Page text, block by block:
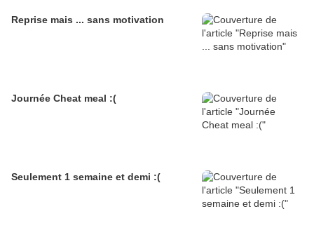
Reprise mais ... sans motivation
Journée Cheat meal :(
Seulement 1 semaine et demi :(